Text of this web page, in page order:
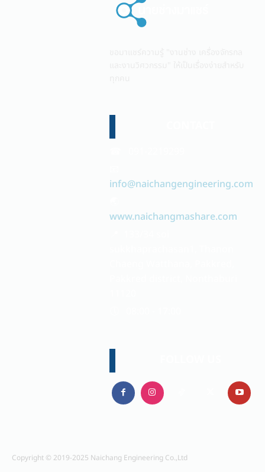
info@naichangengineering.com
www.naichangmashare.com
Copyright © 2019-2025 Naichang Engineering Co.,Ltd